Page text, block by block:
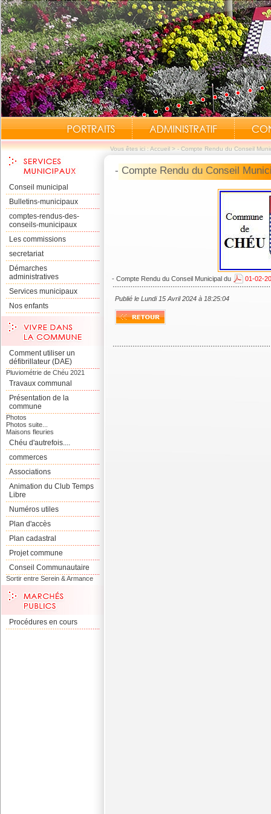
Vous êtes ici :Accueil>- Compte Rendu du Conseil
Conseil municipal
Bulletins-municipaux
comptes-rendus-des-
conseils-municipaux
Les commissions
secretariat
Démarches
administratives
Services municipaux
Nos enfants
Comment utiliser un
défibrillateur (DAE)
Pluviométrie de Chéu 2021
Travaux communal
Présentation de la
commune
Photos
Photos suite...
Maisons fleuries
Chéu d'autrefois....
commerces
Associations
Animation du Club Temps
Libre
Numéros utiles
Plan d'accès
Plan cadastral
Projet commune
Conseil Communautaire
Sortir entre Serein & Armance
Procédures en cours
- Compte Rendu du Conseil
- Compte Rendu du Conseil Municipal du 01-02-
Publié le Lundi 15 Avril 2024 à 18:25:04